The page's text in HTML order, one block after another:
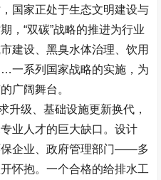
国家正处于生态文明建设与
，“双碳”战略的推进为行业
建设、黑臭水体治理、饮用
一系列国家战略的实施，为
广阔舞台。
升级、基础设施更新换代，
业人才的巨大缺口。设计
企业、政府管理部门——多
怀抱。一个合格的给排水工